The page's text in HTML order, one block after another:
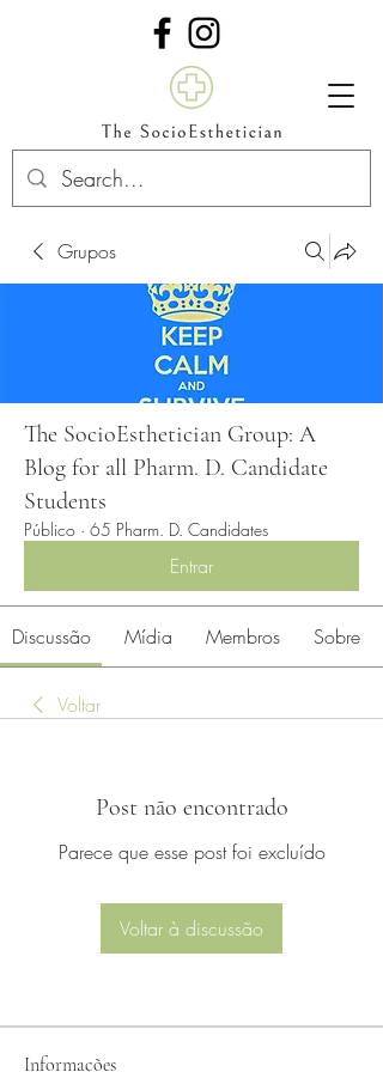
Grupos
The SocioEsthetician Group: A
Blog for all Pharm. D. Candidate
Students
Público · 65 Pharm. D. Candidates
Entrar
Discussão Mídia Membros Sobre
Voltar
Post não encontrado
Parece que esse post foi excluído
Voltar à discussão
Informações